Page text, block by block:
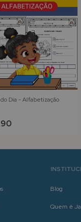
Dia - Alfabetização
Blog
Quem é